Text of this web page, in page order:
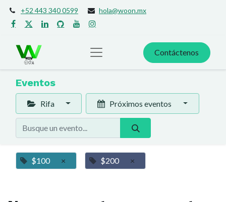
+52 443 340 0599 hola@woon.mx
Contáctenos
Eventos
Rifa Próximos eventos
$100 × $200 ×